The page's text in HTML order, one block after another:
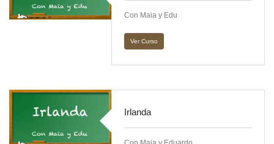
Con Maia y Edu
Ver Curso
Irlanda